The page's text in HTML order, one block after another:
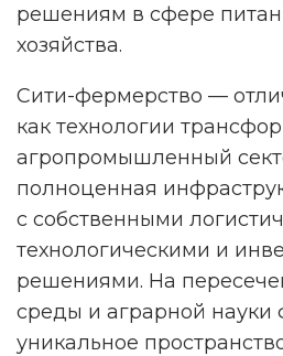
решениям в сфере
хозяйства.
Сити-фермерство —
как технологии
агропромышленный
полноценная
с собственными
технологическими и
решениями. На
среды и аграрной науки
уникальное